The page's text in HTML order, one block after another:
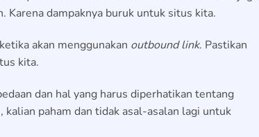
Karena dampaknya buruk untuk situs kita.
akan menggunakan outbound link. Pastikan
kita.
dan hal yang harus diperhatikan tentang
kalian paham dan tidak asal-asalan lagi untuk